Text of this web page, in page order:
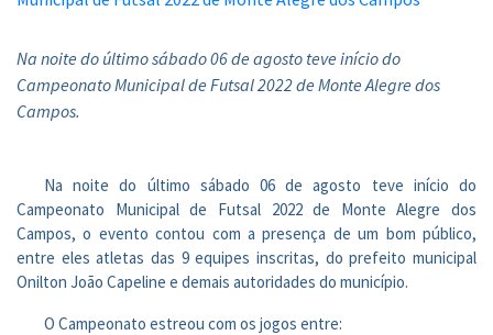
Na noite do último sábado 06 de agosto teve início do
Campeonato Municipal de Futsal 2022 de Monte Alegre dos
Campos.
Na noite do último sábado 06 de agosto teve início do
Campeonato Municipal de Futsal 2022 de Monte Alegre dos
Campos, o evento contou com a presença de um bom público,
entre eles atletas das 9 equipes inscritas, do prefeito municipal
Onilton João Capeline e demais autoridades do município.
O Campeonato estreou com os jogos entre: